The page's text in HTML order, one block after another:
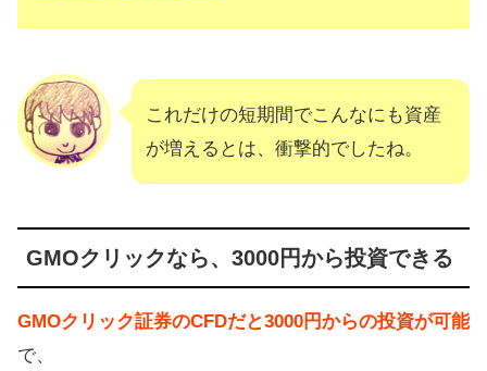
こし
CFDのメリット、商品について
【まとめ】くりっく株365のセミナー
これだけの短期間でこんなにも資産
が増えるとは、衝撃的でしたね。
GMOクリックなら、3000円から投資できる
GMOクリック証券のCFDだと3000円からの投資が可能
で、